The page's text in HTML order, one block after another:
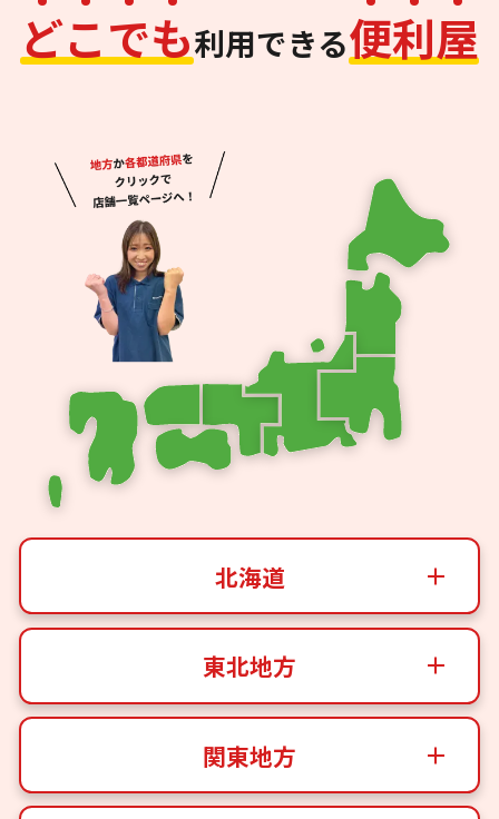
どこでも利用できる便利屋
北海道
東北地方
関東地方